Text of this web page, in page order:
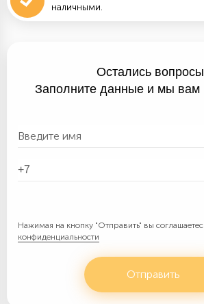
наличными.
Остались
Заполните данные и мы вам
Нажимая на кнопку "Отправить" вы
конфиденциальности
Отправить